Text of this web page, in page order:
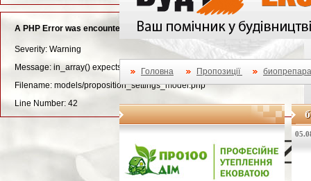
A PHP Error was encountered
Severity: Warning
Message: in_array() expects parameter 2 to be array, null given
Filename: models/proposition_settings_model.php
Line Number: 42
Головна Пропозиції